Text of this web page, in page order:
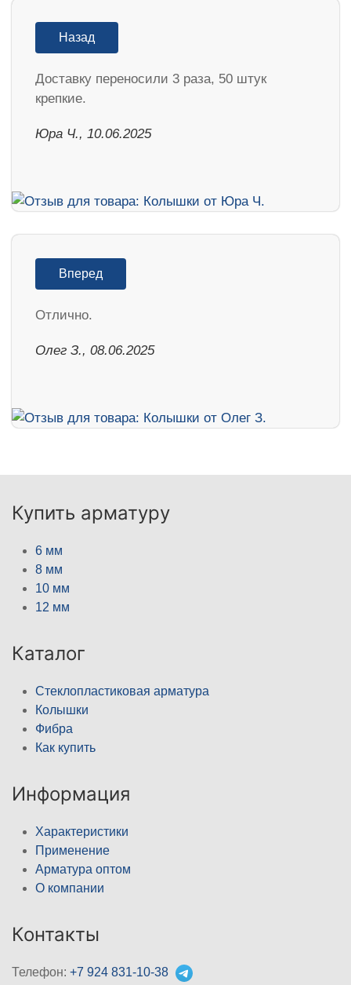
Назад
Доставку переносили 3 раза, 50 штук
крепкие.
Юра Ч., 10.06.2025
Вперед
Отлично.
Олег З., 08.06.2025
Купить арматуру
6 мм
8 мм
10 мм
12 мм
Каталог
Стеклопластиковая арматура
Колышки
Фибра
Как купить
Информация
Характеристики
Применение
Арматура оптом
О компании
Контакты
Телефон: +7 924 831-10-38